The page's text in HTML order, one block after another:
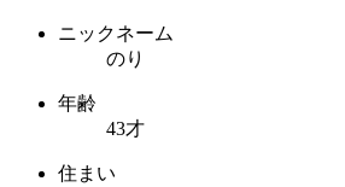
ニックネーム
のり
年齢
43才
住まい